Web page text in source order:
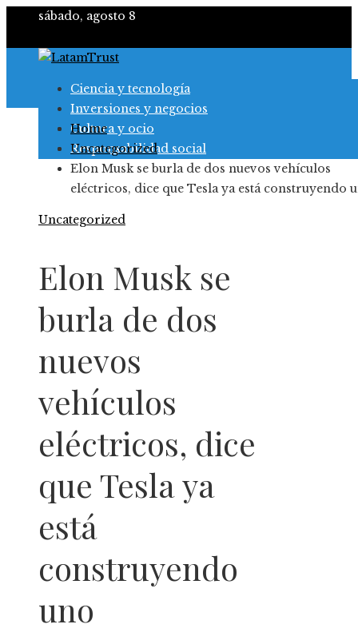
sábado, agosto 8
Ciencia y tecnología
Inversiones y negocios
Cultura y ocio
Responsabilidad social
Home
Uncategorized
Elon Musk se burla de dos nuevos vehículos
eléctricos, dice que Tesla ya está construyendo
Uncategorized
Elon Musk se
burla de dos
nuevos
vehículos
eléctricos, dice
que Tesla ya
está
construyendo
uno